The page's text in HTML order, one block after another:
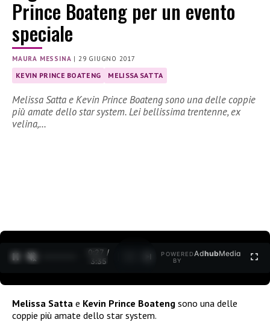
Prince Boateng per un evento
speciale
MAURA MESSINA | 29 GIUGNO 2017
KEVIN PRINCE BOATENG MELISSA SATTA
Melissa Satta e Kevin Prince Boateng sono una delle coppie
più amate dello star system. Lei bellissima trentenne, ex
velina,…
0:27 /
3:35
POWERED
BY
AdhubMedia
Melissa Satta e Kevin Prince Boateng sono una delle
coppie più amate dello star system.